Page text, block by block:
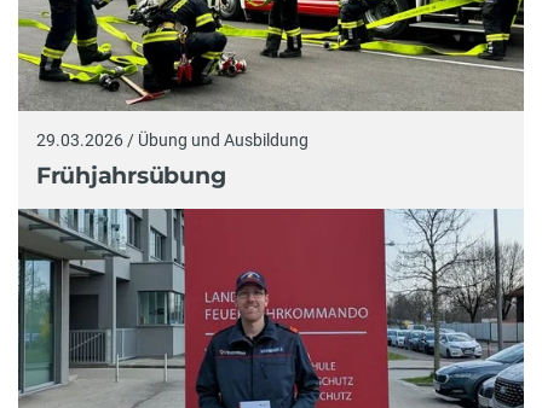
29.03.2026 / Übung und Ausbildung
Frühjahrsübung